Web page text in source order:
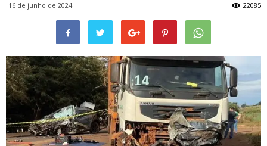
16 de junho de 2024 22085